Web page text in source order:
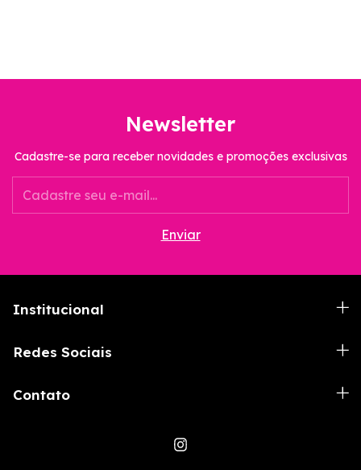
Newsletter
Cadastre-se para receber novidades e promoções exclusivas
Institucional
Redes Sociais
Contato